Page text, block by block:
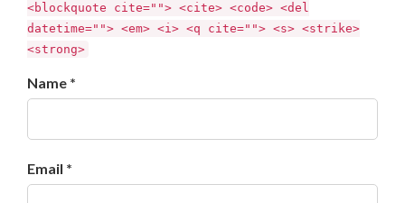
<blockquote cite=""> <cite> <code> <del
datetime=""> <em> <i> <q cite=""> <s> <strike>
<strong>
Name *
Email *